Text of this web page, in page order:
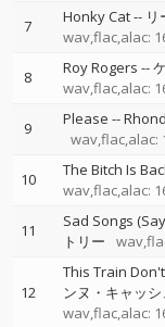
7 Honky Cat--
wav,flac,alac:
8 Roy Rogers --
wav,flac,alac:
9 Please --
wav,flac,alac:
10 The Bitch Is
wav,flac,alac:
11 Sad Songs
トリー
12
This Train
ンヌ・キャッシ
wav,flac,alac: